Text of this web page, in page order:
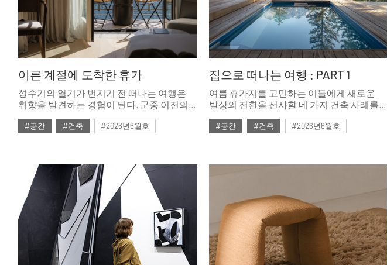
이른 계절에 도착한 휴가
성수기의 열기가 번지기 전 떠나는 여행은
취향을 발견하는 경험이 된다. 군중 이전의
소개한다.
#공간 #건축 #2026년6월호
집으로 떠나는 여행 : PART 1
여름 휴가지를 고민하는 이들에게 새로운
발상의 전환을 선사할 네 가지 건축 사례를
아이디어로 주변 환경과의 이질감을
숙소처럼 생경한 감각을 자극하는 집은 매일
#공간 #건축 #2026년6월호